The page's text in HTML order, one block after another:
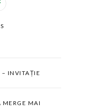
– INVITAȚIE
MERGE MAI